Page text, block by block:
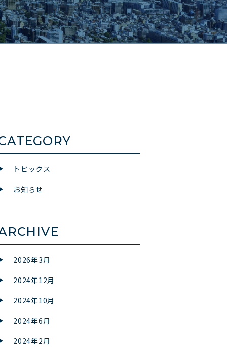
トピックス
お知らせ
2026年3月
2024年12月
2024年10月
2024年6月
2024年2月